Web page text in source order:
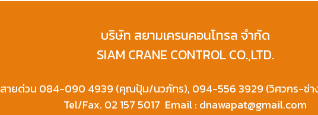
บริษัท สยามเครนคอนโทรล จำกัด
SIAM CRANE CONTROL CO.,LTD.
สายด่วน 084-090 4939 (คุณปุ้ม/นวภัทร), 094-556 3929 (วิศวกร-ช่า
Tel/Fax. 02 157 5017 Email : dnawapat@gmail.com